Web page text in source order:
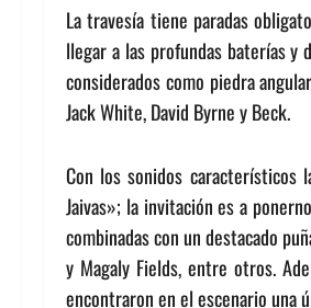
La travesía tiene paradas
llegar a las profundas baterías y
considerados como piedra
Jack White, David Byrne y Beck.
Con los sonidos característicos
Jaivas»; la invitación es a
combinadas con un destacado
y Magaly Fields, entre otros.
encontraron en el escenario una